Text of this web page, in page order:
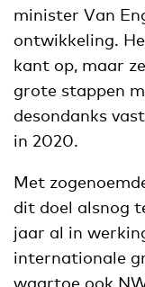
minister Van
ontwikkeling.
kant op, maar
grote stappen
desondanks
in 2020.
Met
dit doel alsnog
jaar al in
internationale
waartoe ook